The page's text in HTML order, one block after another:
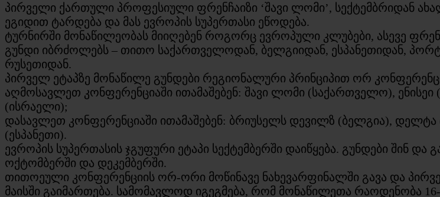
პირველი ქართული პროფესიული ფრენჩაიზი ‘შავი ლომი’, სექტემბრიდან
ეგიდით ტარდება და მას ევროპის სუპერთასი ეწოდება.
ტურნირში მონაწილეობას მიიღებენ როგორც ევროპული კლუბები, ასევე
გუნდი იბრძოლებს – თითო საქართველოდან, ბელგიიდან, ესპანეთიდან,
რუსეთიდან.
პირველ ეტაპზე მონაწილე გუნდები რეგიონალური პრინციპით ორ
აღმოსავლეთ კონფერენციაში ითამაშებენ: შავი ლომი (საქართველო),
(ისრაელი);
დასავლეთ კონფერენციაში ითამაშებენ: ბრიუსელს დევილზ (ბელგია),
(ესპანეთი).
ევროპის სუპერთასის ჯგუფური ეტაპი სექტემბერში დაიწყება. გუნდები შინ
ოქტომბერში და დეკემბერში.
თითოეული კონფერენციის ორ-ორი მოწინავე ნახევარფინალში გავა და
მაისში გაიმართება. სამომავლოდ იგეგმება, რომ მონაწილეთა რაოდენობა